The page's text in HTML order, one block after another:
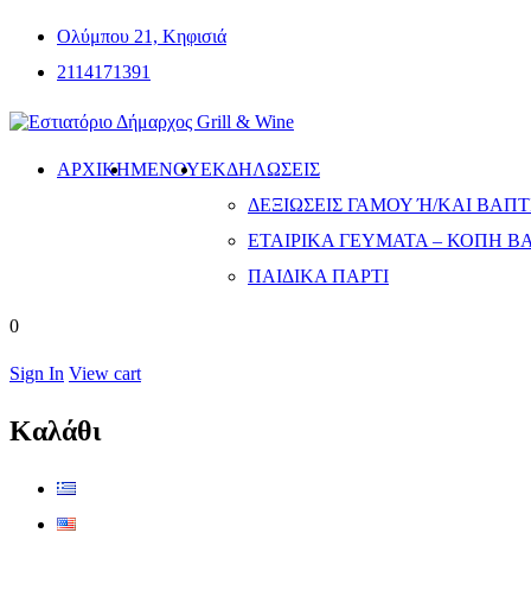
Ολύμπου 21, Κηφισιά
2114171391
ΑΡΧΙΚΗΜΕΝΟΎΕΚΔΗΛΏΣΕΙΣ
ΔΕΞΙΏΣΕΙΣ ΓΆΜΟΥ Ή/ΚΑΙ
ΕΤΑΙΡΙΚΆ ΓΕΎΜΑΤΑ – ΚΟΠΉ
ΠΑΙΔΙΚΆ ΠΆΡΤΙ
0
Sign In View cart
Καλάθι